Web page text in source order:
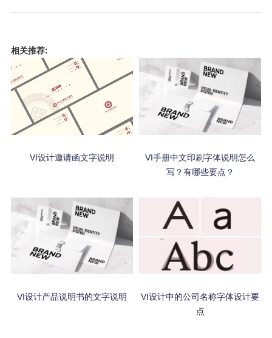
相关推荐:
VI设计邀请函文字说明
VI手册中文印刷字体说明怎么
写？有哪些要点？
VI设计产品说明书的文字说明
VI设计中的公司名称字体设计要
点